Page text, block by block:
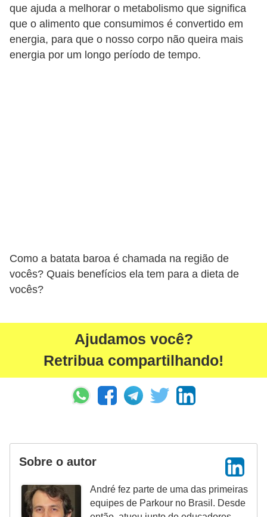
que ajuda a melhorar o metabolismo que significa
que o alimento que consumimos é convertido em
energia, para que o nosso corpo não queira mais
energia por um longo período de tempo.
Como a batata baroa é chamada na região de
vocês? Quais benefícios ela tem para a dieta de
vocês?
Ajudamos você?
Retribua compartilhando!
Sobre o autor
André fez parte de uma das primeiras
equipes de Parkour no Brasil. Desde